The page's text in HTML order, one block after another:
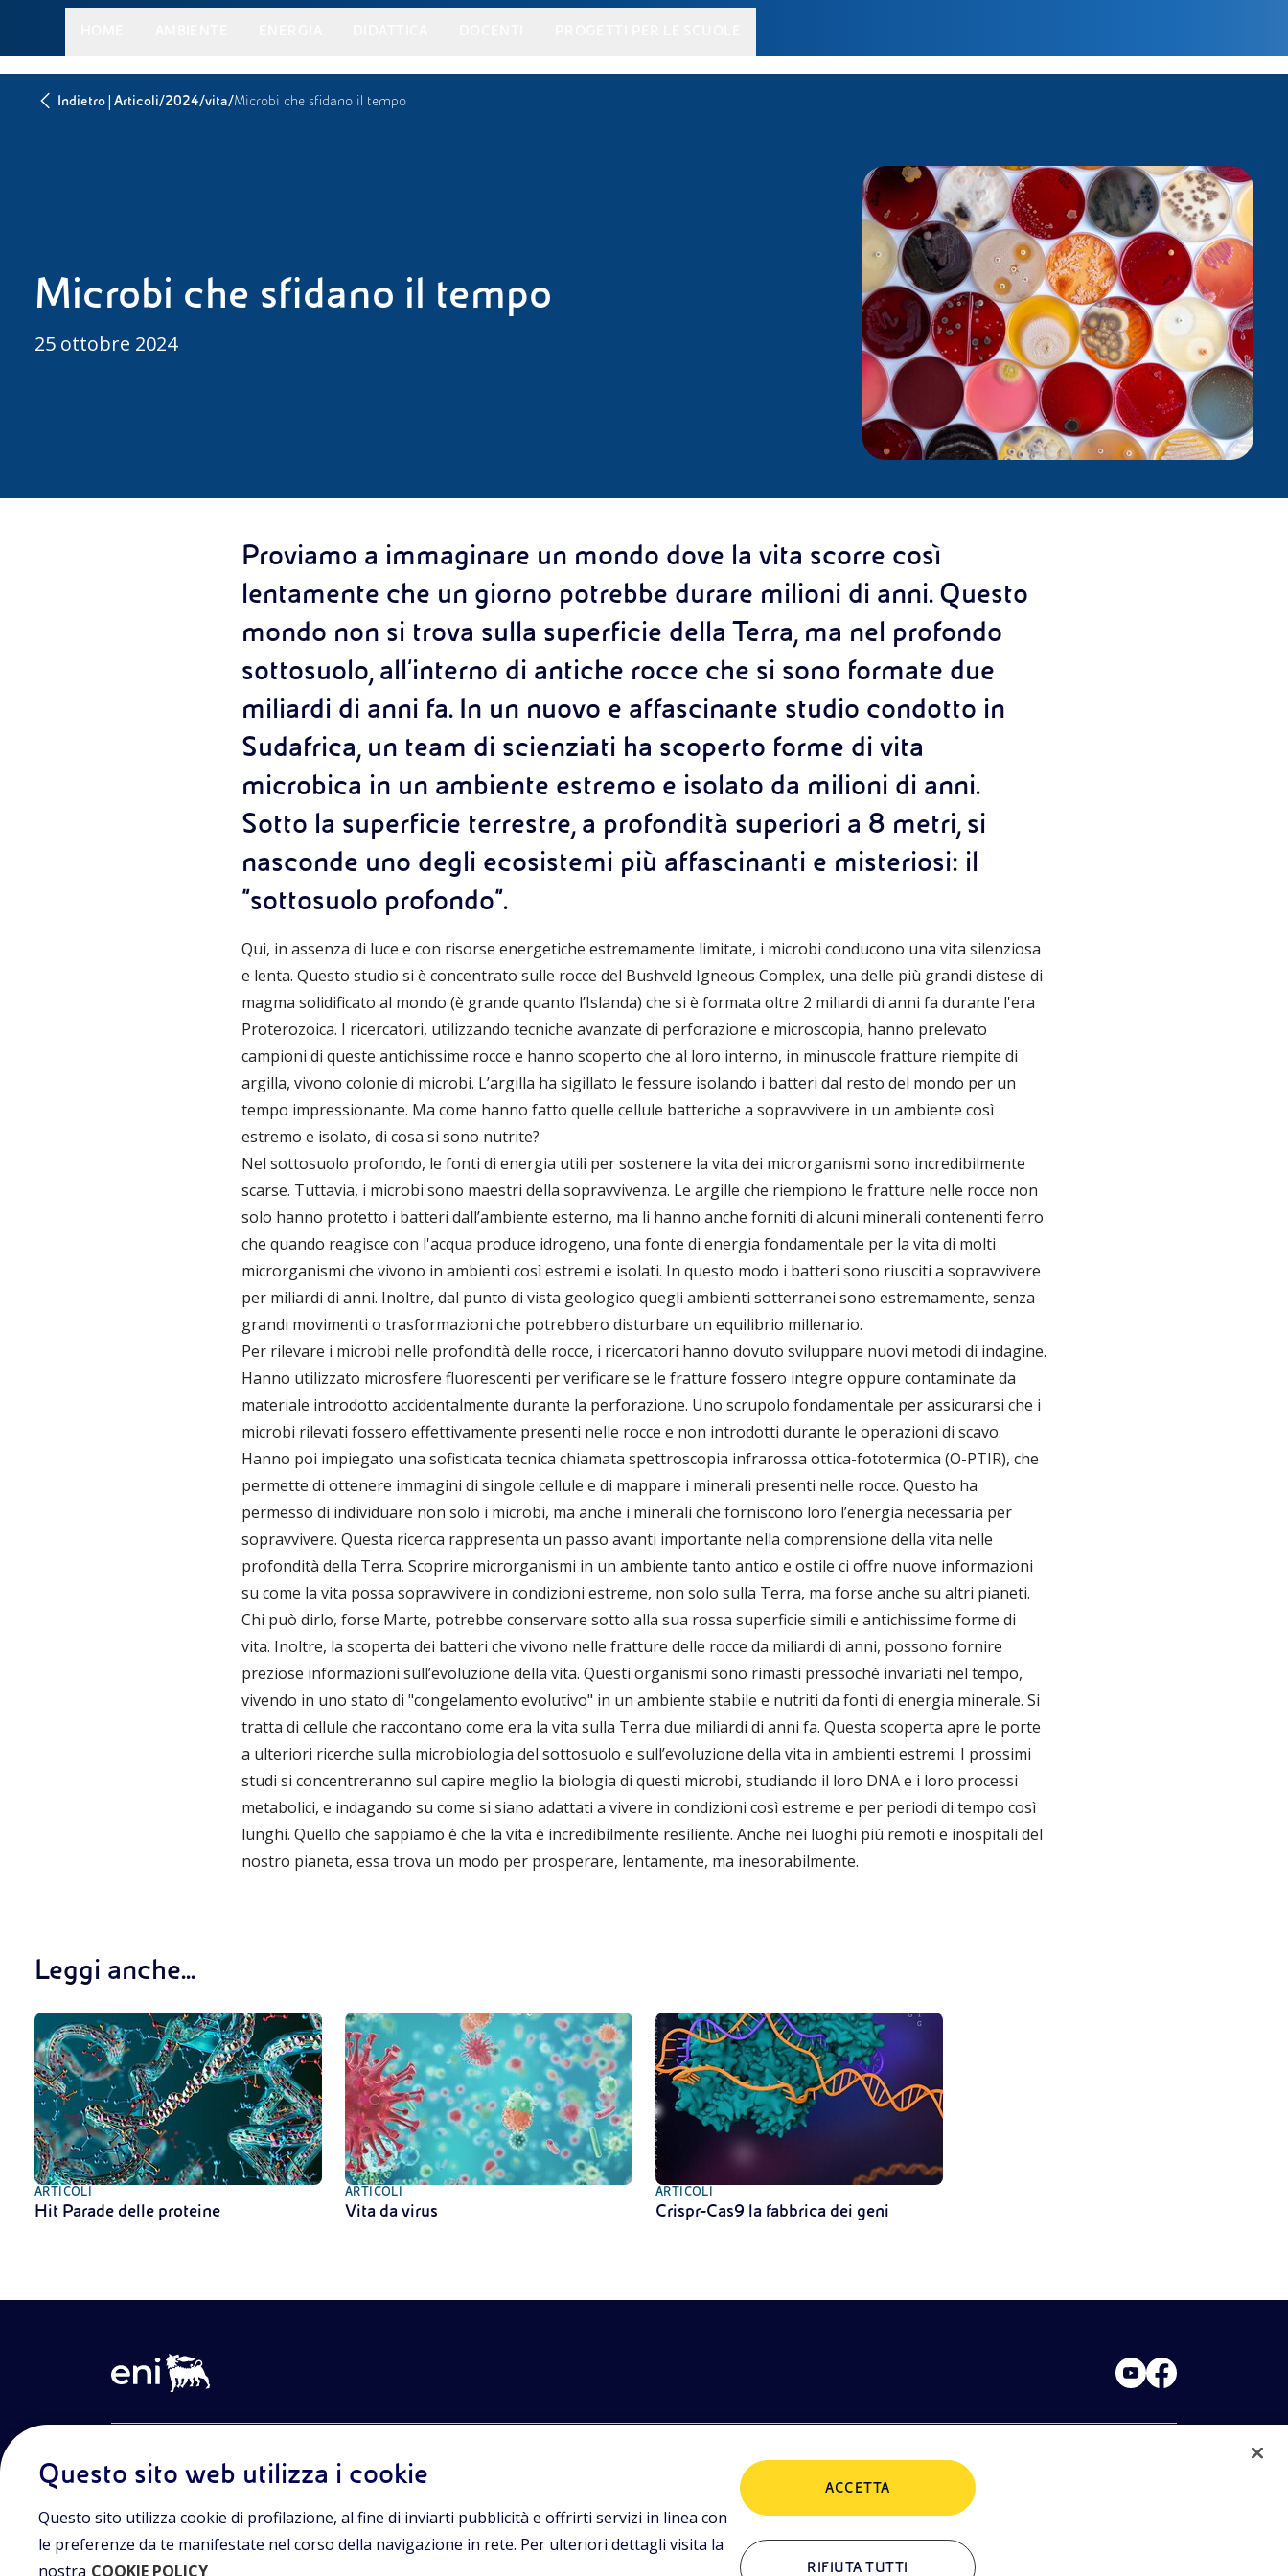
Indietro| Articoli/2024/vita/Microbi che sfidano il tempo
Microbi che sfidano il tempo
25 ottobre 2024
Proviamo a immaginare un mondo dove la vita scorre così
lentamente che un giorno potrebbe durare milioni di anni. Questo
mondo non si trova sulla superficie della Terra, ma nel profondo
sottosuolo, all'interno di antiche rocce che si sono formate due
miliardi di anni fa. In un nuovo e affascinante studio condotto in
Sudafrica, un team di scienziati ha scoperto forme di vita
microbica in un ambiente estremo e isolato da milioni di anni.
Sotto la superficie terrestre, a profondità superiori a 8 metri, si
nasconde uno degli ecosistemi più affascinanti e misteriosi: il
"sottosuolo profondo".
Qui, in assenza di luce e con risorse energetiche estremamente limitate, i microbi conducono una vita silenziosa
e lenta. Questo studio si è concentrato sulle rocce del Bushveld Igneous Complex, una delle più grandi distese di
magma solidificato al mondo (è grande quanto l’Islanda) che si è formata oltre 2 miliardi di anni fa durante l'era
Proterozoica. I ricercatori, utilizzando tecniche avanzate di perforazione e microscopia, hanno prelevato
campioni di queste antichissime rocce e hanno scoperto che al loro interno, in minuscole fratture riempite di
argilla, vivono colonie di microbi. L’argilla ha sigillato le fessure isolando i batteri dal resto del mondo per un
tempo impressionante. Ma come hanno fatto quelle cellule batteriche a sopravvivere in un ambiente così
estremo e isolato, di cosa si sono nutrite?
Nel sottosuolo profondo, le fonti di energia utili per sostenere la vita dei microrganismi sono incredibilmente
scarse. Tuttavia, i microbi sono maestri della sopravvivenza. Le argille che riempiono le fratture nelle rocce non
solo hanno protetto i batteri dall’ambiente esterno, ma li hanno anche forniti di alcuni minerali contenenti ferro
che quando reagisce con l'acqua produce idrogeno, una fonte di energia fondamentale per la vita di molti
microrganismi che vivono in ambienti così estremi e isolati. In questo modo i batteri sono riusciti a sopravvivere
per miliardi di anni. Inoltre, dal punto di vista geologico quegli ambienti sotterranei sono estremamente, senza
grandi movimenti o trasformazioni che potrebbero disturbare un equilibrio millenario.
Per rilevare i microbi nelle profondità delle rocce, i ricercatori hanno dovuto sviluppare nuovi metodi di indagine.
Hanno utilizzato microsfere fluorescenti per verificare se le fratture fossero integre oppure contaminate da
materiale introdotto accidentalmente durante la perforazione. Uno scrupolo fondamentale per assicurarsi che i
microbi rilevati fossero effettivamente presenti nelle rocce e non introdotti durante le operazioni di scavo.
Hanno poi impiegato una sofisticata tecnica chiamata spettroscopia infrarossa ottica-fototermica (O-PTIR), che
permette di ottenere immagini di singole cellule e di mappare i minerali presenti nelle rocce. Questo ha
permesso di individuare non solo i microbi, ma anche i minerali che forniscono loro l’energia necessaria per
sopravvivere. Questa ricerca rappresenta un passo avanti importante nella comprensione della vita nelle
profondità della Terra. Scoprire microrganismi in un ambiente tanto antico e ostile ci offre nuove informazioni
su come la vita possa sopravvivere in condizioni estreme, non solo sulla Terra, ma forse anche su altri pianeti.
Chi può dirlo, forse Marte, potrebbe conservare sotto alla sua rossa superficie simili e antichissime forme di
vita. Inoltre, la scoperta dei batteri che vivono nelle fratture delle rocce da miliardi di anni, possono fornire
preziose informazioni sull’evoluzione della vita. Questi organismi sono rimasti pressoché invariati nel tempo,
vivendo in uno stato di "congelamento evolutivo" in un ambiente stabile e nutriti da fonti di energia minerale. Si
tratta di cellule che raccontano come era la vita sulla Terra due miliardi di anni fa. Questa scoperta apre le porte
a ulteriori ricerche sulla microbiologia del sottosuolo e sull’evoluzione della vita in ambienti estremi. I prossimi
studi si concentreranno sul capire meglio la biologia di questi microbi, studiando il loro DNA e i loro processi
metabolici, e indagando su come si siano adattati a vivere in condizioni così estreme e per periodi di tempo così
lunghi. Quello che sappiamo è che la vita è incredibilmente resiliente. Anche nei luoghi più remoti e inospitali del
nostro pianeta, essa trova un modo per prosperare, lentamente, ma inesorabilmente.
Leggi anche...
ARTICOLI
Hit Parade delle proteine
ARTICOLI
Vita da virus
ARTICOLI
Crispr-Cas9 la fabbrica dei geni
Entra nel mondo Eniscuola.Scopri gli strumenti e le metodologie
innovative per la didattica e naviga tra contenuti multimediali,
Eniscuola è una iniziativa di Eni.
Termini e condizioni Privacy Policies
Questo sito web utilizza i cookie
Questo sito utilizza cookie di profilazione, al fine di inviarti pubblicità e offrirti servizi in linea con
le preferenze da te manifestate nel corso della navigazione in rete. Per ulteriori dettagli visita la
nostra COOKIE POLICY RIFIUTA TUTTI
ACCETTA